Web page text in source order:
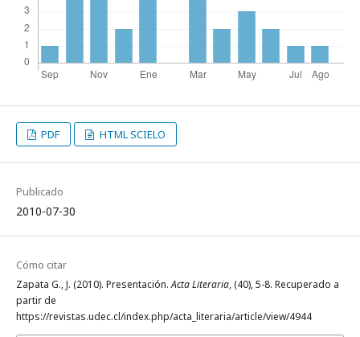
PDF HTML SCIELO
Publicado
2010-07-30
Cómo citar
Zapata G., J. (2010). Presentación.Acta Literaria, (40), 5-8. Recuperado a
partir de
https://revistas.udec.cl/index.php/acta_literaria/article/view/4944